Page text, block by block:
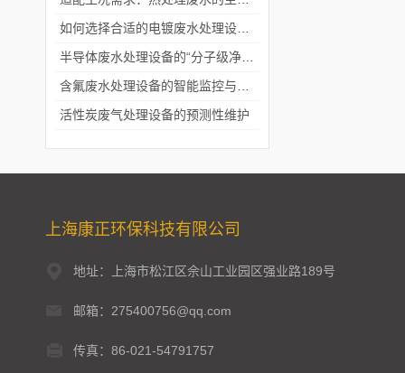
活性炭废气处理设备的预测性维护
上海康正环保科技有限公司
地址：上海市松江区佘山工业园区强业路189号
邮箱：275400756@qq.com
传真：86-021-54791757